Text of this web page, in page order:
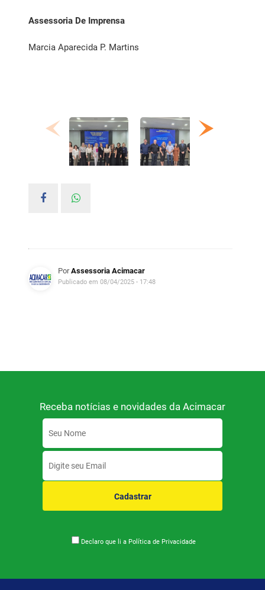
Assessoria De Imprensa
Marcia Aparecida P. Martins
PorAssessoria Acimacar
Publicado em 08/04/2025 - 17:48
Receba notícias e novidades da Acimacar
Cadastrar
Declaro que li a Política de Privacidade